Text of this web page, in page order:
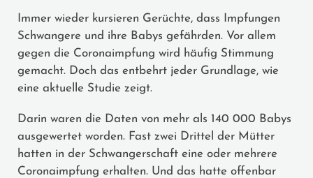
Immer wieder kursieren Gerüchte, dass Impfungen
Schwangere und ihre Babys gefährden. Vor allem
gegen die Coronaimpfung wird häufig Stimmung
gemacht. Doch das entbehrt jeder Grundlage, wie
eine aktuelle Studie zeigt.
Darin waren die Daten von mehr als 140 000 Babys
ausgewertet worden. Fast zwei Drittel der Mütter
hatten in der Schwangerschaft eine oder mehrere
Coronaimpfung erhalten. Und das hatte offenbar